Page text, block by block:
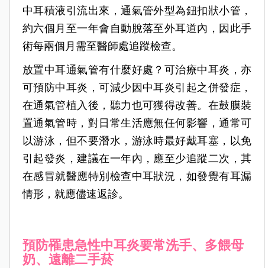
中耳積液引流出來，通氣管外型為鈕扣狀小管，
約六個月至一年會自動脫落至外耳道內，因此手
術每兩個月需至醫師處追蹤檢查。
放置中耳通氣管有什麼好處？可治療中耳炎，亦
可預防中耳炎，可減少因中耳炎引起之併發症，
在通氣管植入後，聽力也可獲得改善。在鼓膜裝
置通氣管時，對日常生活應無任何影響，通常可
以游泳，但不要潛水，游泳時最好戴耳塞，以免
引起發炎，建議在一年內，應至少追蹤二次，其
在感冒就醫應特別檢查中耳狀況，如發覺有耳漏
情形，就應儘速返診。
預防罹患急性中耳炎要常洗手、多餵母
奶、遠離二手菸